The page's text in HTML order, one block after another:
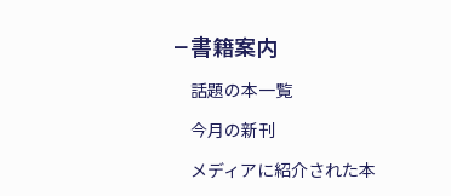
書籍案内
話題の本一覧
今月の新刊
メディアに紹介された本